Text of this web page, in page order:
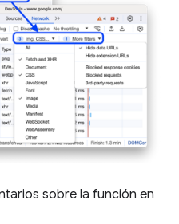
sobre la función en